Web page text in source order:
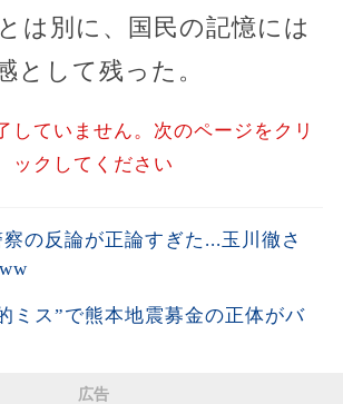
は別に、国民の記憶には
として残った。
していません。次のページをクリ
ックしてください
察の反論が正論すぎた...玉川徹さ
ミス”で熊本地震募金の正体がバ
広告